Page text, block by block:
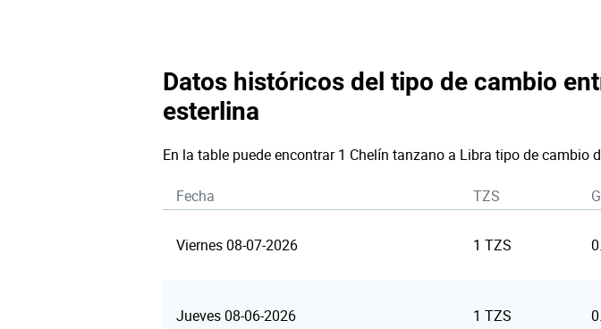
Datos históricos del tipo de cambio
esterlina
En la table puede encontrar 1 Chelín tanzano a Libra tipo de cambio
Fecha TZS
Viernes 08-07-2026 1 TZS
Jueves 08-06-2026 1 TZS